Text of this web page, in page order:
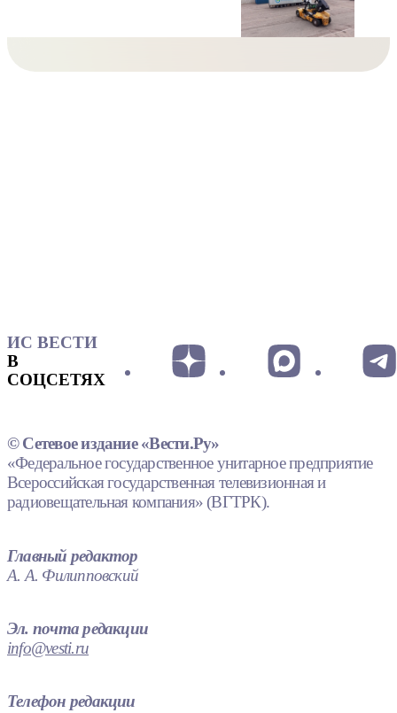
ИС ВЕСТИ
В
СОЦСЕТЯХ
© Сетевое издание «Вести.Ру»
«Федеральное государственное унитарное предприятие
Всероссийская государственная телевизионная и
радиовещательная компания» (ВГТРК).
Главный редактор
А. А. Филипповский
Эл. почта редакции
info@vesti.ru
Телефон редакции